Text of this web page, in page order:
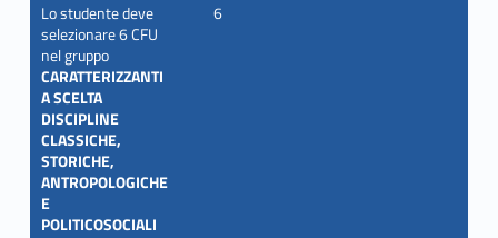
Lo studente deve
selezionare 6 CFU
nel gruppo
CARATTERIZZANTI
A SCELTA
DISCIPLINE
CLASSICHE,
STORICHE,
ANTROPOLOGICHE
E
POLITICOSOCIALI
6